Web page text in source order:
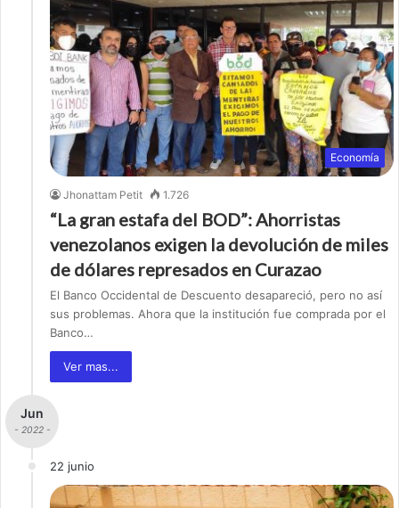
Economía
Jhonattam Petit 1.726
“La gran estafa del BOD”: Ahorristas
venezolanos exigen la devolución de miles
de dólares represados en Curazao
El Banco Occidental de Descuento desapareció, pero no así
sus problemas. Ahora que la institución fue comprada por el
Banco…
Ver mas...
Jun
- 2022 -
22 junio